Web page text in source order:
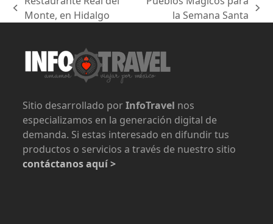
previous
Monte, en Hidalgo
la Semana Santa
Sitio desarrollado porInfoTravel nos
especializamos en la generación digital de
demanda. Si estas interesado en difundir tus
productos o servicios a través de nuestro sitio
contáctanos aquí >